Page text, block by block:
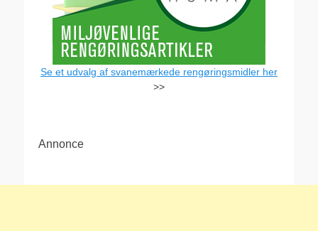
Se et udvalg af svanemærkede rengøringsmidler her
>>
Annonce